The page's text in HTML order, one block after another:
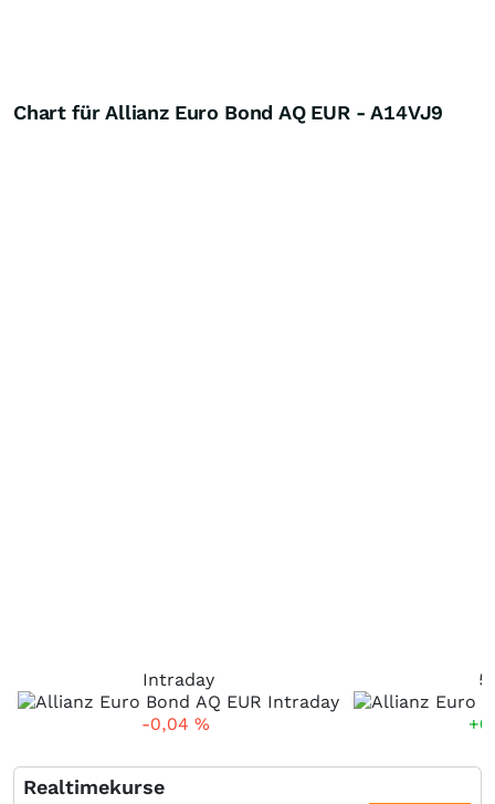
Chart für Allianz Euro Bond AQ EUR - A14VJ9
Intraday
-0,04 %
5
Realtimekurse